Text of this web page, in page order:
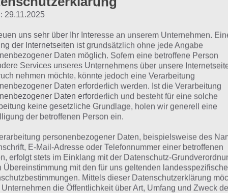
Luxusmarke: Lösung
29.11.2025
uns sehr über Ihr Interesse an unserem Unternehmen.
der Internetseiten ist grundsätzlich ohne jede Angabe
Daten möglich. Sofern eine betroffene Person
Services unseres Unternehmens über unsere
nehmen möchte, könnte jedoch eine Verarbeitung
Daten erforderlich werden. Ist die Verarbeitung
Daten erforderlich und besteht für eine solche
keine gesetzliche Grundlage, holen wir generell eine
der betroffenen Person ein.
personenbezogener Daten, beispielsweise des
E-Mail-Adresse oder Telefonnummer einer betroffenen
erfolgt stets im Einklang mit der Datenschutz-
Übereinstimmung mit den für uns geltenden
Mittels dieser Datenschutzerklärung
Unternehmen die Öffentlichkeit über Art, Umfang und Zweck